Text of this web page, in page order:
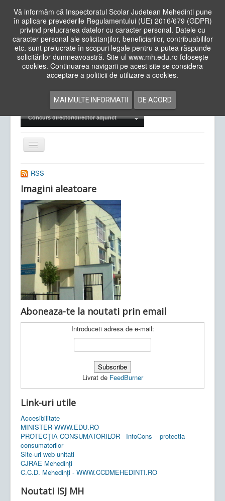
Vă informăm că Inspectoratul Scolar Judetean Mehedinti pune
în aplicare prevederile Regulamentului (UE) 2016/679 (GDPR)
privind prelucrarea datelor cu caracter personal. Datele cu
caracter personal ale solicitanților, beneficiarilor, contribuabililor
etc. sunt prelucrate în scopuri legale pentru a putea răspunde
solicitărilor dumneavoastră. Site-ul www.mh.edu.ro folosește
cookies. Continuarea navigarii pe acest site se considera
acceptare a politicii de utilizare a cookies.
MAI MULTE INFORMATII DE ACORD
Cauta
in
siteAcasa Cadre Didactice
Examene Naționale
Concurs director/director adjunct
Comută
navigarea
Ultimele articole: Vi, 04.11.2022 -
Județean Mehedinți
RSS
Imagini aleatoare
Aboneaza-te la noutati prin email
Introduceti adresa de e-mail:
Livrat de FeedBurner
Link-uri utile
Accesibilitate
MINISTER-WWW.EDU.RO
PROTECȚIA CONSUMATORILOR - InfoCons – protectia
consumatorilor
Site-uri web unitati
CJRAE Mehedinți
C.C.D. Mehedinţi - WWW.CCDMEHEDINTI.RO
Noutati ISJ MH